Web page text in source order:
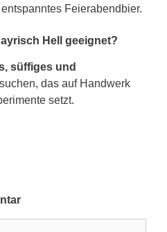
Feierabendbier.
Hell geeignet?
süffiges und
suchen, das auf Handwerk
setzt.